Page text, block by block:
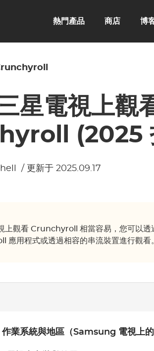
熱門產品 商店 博
星電視上觀
(2025
/ 更新于 2025.09.17
上觀看 Crunchyroll 相當容易，您可以
應用程式或透過相容的串流裝置進行觀看
作業系統與地區（Samsung 電視上